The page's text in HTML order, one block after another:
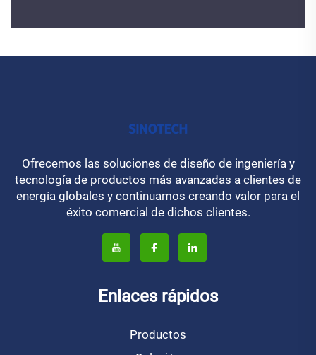
Ofrecemos las soluciones de diseño de ingeniería y
tecnología de productos más avanzadas a clientes de
energía globales y continuamos creando valor para el
éxito comercial de dichos clientes.
Enlaces rápidos
Productos